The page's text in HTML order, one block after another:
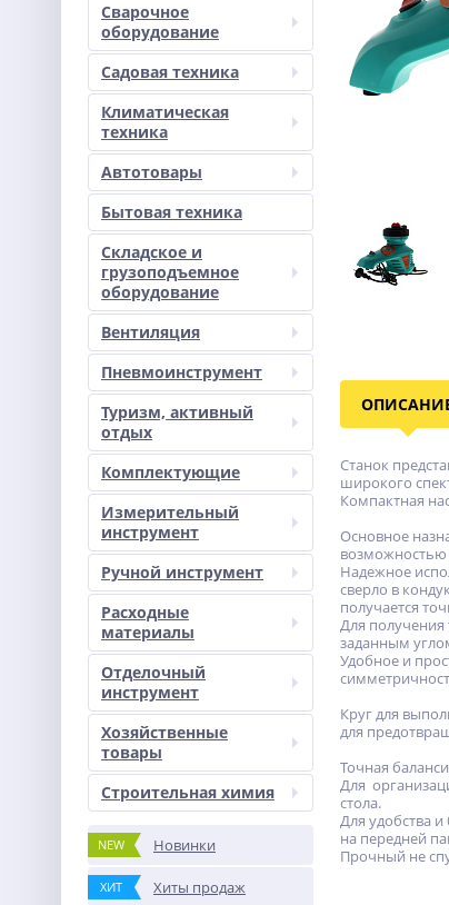
Сварочное
оборудование
Садовая техника
Климатическая
техника
Автотовары
Бытовая техника
Складское и
грузоподъемное
оборудование
Вентиляция
Пневмоинструмент
Туризм, активный
отдых
Комплектующие
Измерительный
инструмент
Ручной инструмент
Расходные
материалы
Отделочный
инструмент
Хозяйственные
товары
Строительная химия
NEW Новинки
ХИТ Хиты продаж
Станок
широкого
Компактная
Основное
возможностью
Надежное
сверло в
получается
Для
заданным
Удобное и
Круг для
для
Точная
Для
стола.
Для удобства
на передней
Прочный не